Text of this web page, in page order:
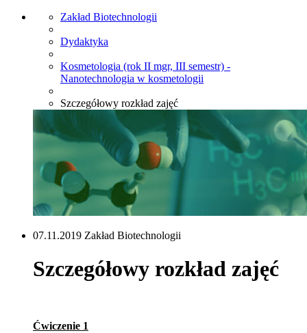
Zakład Biotechnologii
Dydaktyka
Kosmetologia (rok II mgr, III semestr) -
Nanotechnologia w kosmetologii
Szczegółowy rozkład zajęć
07.11.2019 Zakład Biotechnologii
Szczegółowy rozkład zajęć
Ćwiczenie 1